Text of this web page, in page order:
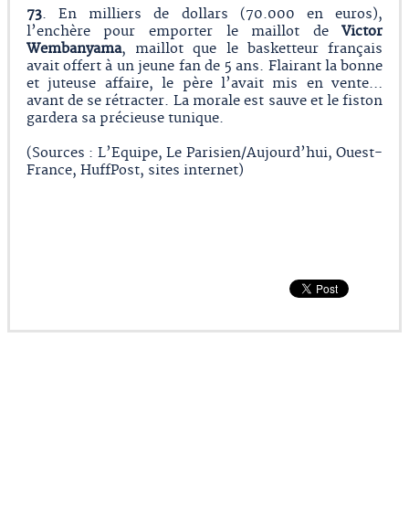
73. En milliers de dollars (70.000 en euros),
l’enchère pour emporter le maillot deVictor
Wembanyama, maillot que le basketteur français
avait offert à un jeune fan de 5 ans. Flairant la bonne
et juteuse affaire, le père l’avait mis en vente…
avant de se rétracter. La morale est sauve et le fiston
gardera sa précieuse tunique.
(Sources : L’Equipe, Le Parisien/Aujourd’hui, Ouest-
France, HuffPost, sites internet)